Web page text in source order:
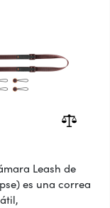
Leash de
es una correa